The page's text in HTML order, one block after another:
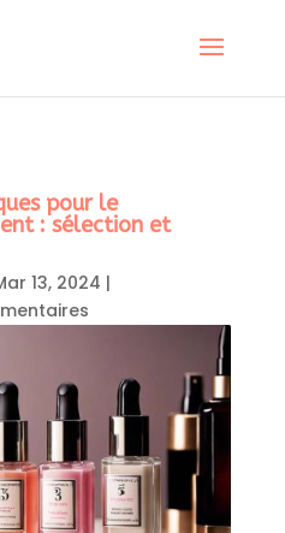
pour le
: sélection et
13, 2024 |